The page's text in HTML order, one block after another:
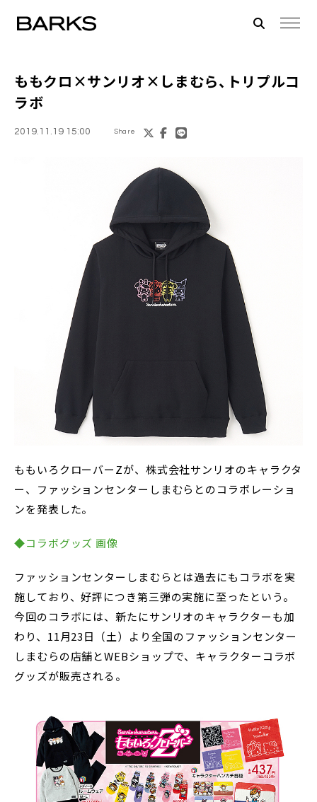
ももクロ ×サンリオ×しまむら、トリプルコ
ラボ
2019.11.19 15:00 Share
ももいろクローバーZが、株式会社サンリオのキャラクタ
ー、ファッションセンターしまむらとのコラボレーショ
ンを発表した。
◆コラボグッズ 画像
ファッションセンターしまむらとは過去にもコラボを実
施しており、好評につき第三弾の実施に至ったという。
今回のコラボには、新たにサンリオのキャラクターも加
わり、11月23日（土）より全国のファッションセンター
しまむらの店舗とWEBショップで、キャラクターコラボ
グッズが販売される。